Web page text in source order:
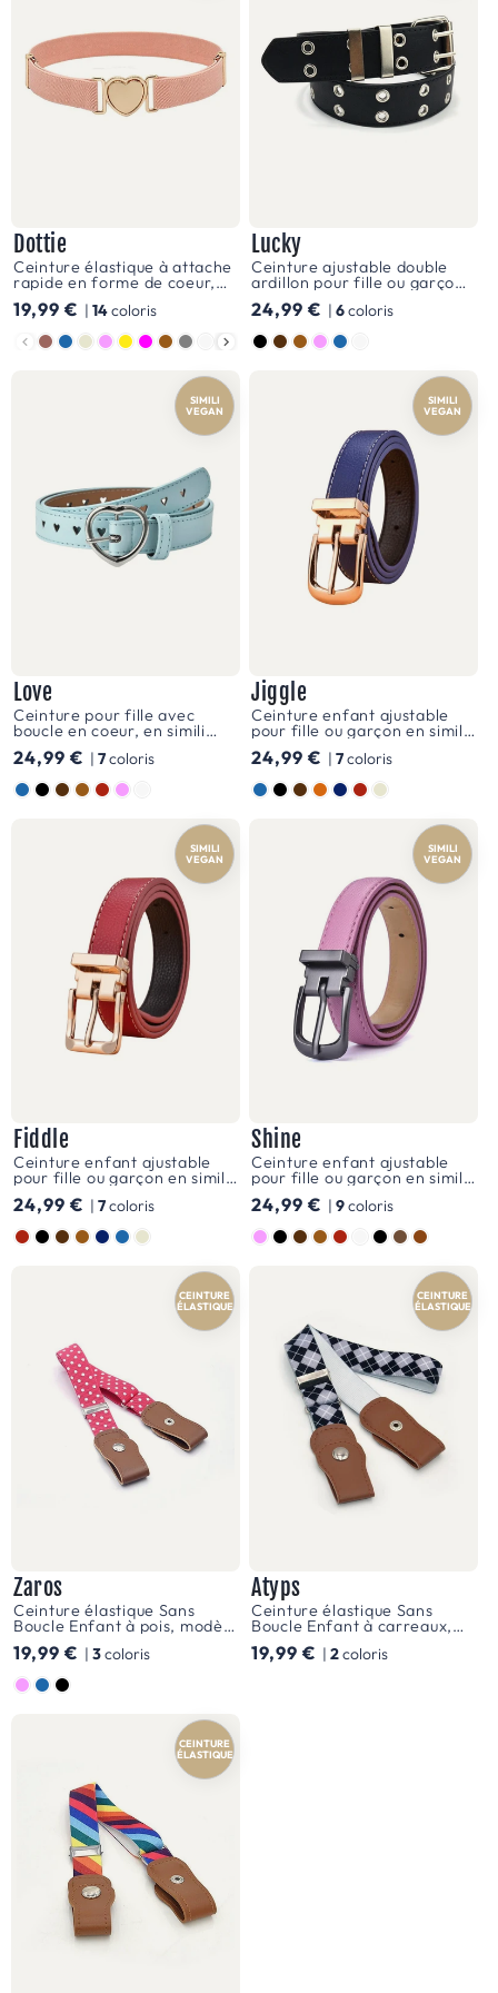
lors
d'une
partie
ou
d'une
balade
à
que
pour
être
simples
et
utilisation
garantissant
parfait.
L
'
u
o
t
i
d
Chaque
Dottie
Ceinture élastique à attache
rapide en forme de coeur,
pour fille, modèle Dottie
Prix
habituel
19,99 € | 14coloris
Couleur
Lucky
Ceinture ajustable double
ardillon pour fille ou garçon,
modèle Lucky
Prix
habituel
24,99 € | 6coloris
Couleur
SIMILI
VEGAN
Love
Ceinture pour fille avec
boucle en coeur, en simili
vegan, modèle Love
Prix
habituel
24,99 € | 7coloris
Couleur
SIMILI
VEGAN
Jiggle
Ceinture enfant ajustable
pour fille ou garçon en simili
vegan, boucle dorée, modèle
Jiggle
Prix
habituel
24,99 € | 7coloris
Couleur
SIMILI
VEGAN
Fiddle
Ceinture enfant ajustable
pour fille ou garçon en simili
vegan, boucle dorée, modèle
Fiddle
Prix
habituel
24,99 € | 7coloris
Couleur
SIMILI
VEGAN
Shine
Ceinture enfant ajustable
pour fille ou garçon en simili
vegan, modèle Shine
Prix
habituel
24,99 € | 9coloris
Couleur
CEINTURE
ÉLASTIQUE
Zaros
Ceinture élastique Sans
Boucle Enfant à pois, modèle
Zaros
Prix
habituel
19,99 € | 3coloris
Couleur
CEINTURE
ÉLASTIQUE
Atyps
Ceinture élastique Sans
Boucle Enfant à carreaux,
modèle Atyps
Prix
19,99 € | 2coloris
CEINTURE
ÉLASTIQUE